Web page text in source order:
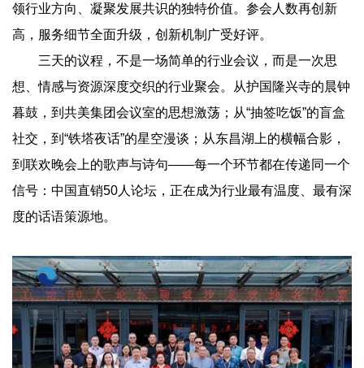
领行业方向、凝聚发展共识的独特价值。参会人数再创新
高，服务细节全面升级，创新机制广受好评。
三天的议程，不是一场简单的行业会议，而是一次思
想、情感与资源深度交织的行业聚会。从护国隆兴寺的晨钟
暮鼓，到共美集团会议室的思想激荡；从“抽签吃饭”的盲盒
社交，到“铁塔夜话”的星空漫谈；从东昌湖上的横幅合影，
到联欢晚会上的歌声与诗句——每一个环节都在传递同一个
信号：中国直销50人论坛，正在成为行业最有温度、最有深
度的话语策源地。